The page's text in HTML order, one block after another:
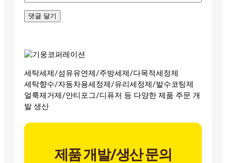
세탁세제/섬유유연제/주방세제/다목적세정제
세탁향수/자동차용세정제/유리세정제/발수코팅제
얼룩제거제/안티포그/디퓨저 등 다양한 제품 주문 개
발 생산
제품 개발/생산 문의